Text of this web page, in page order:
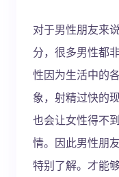
对于男性朋友来
分，很多男性都
性因为生活中的
象，射精过快的
也会让女性得不
情。因此男性朋
特别了解。才能